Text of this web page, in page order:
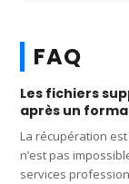
FAQ
Les fichiers
après un
La récupération
n’est pas
services